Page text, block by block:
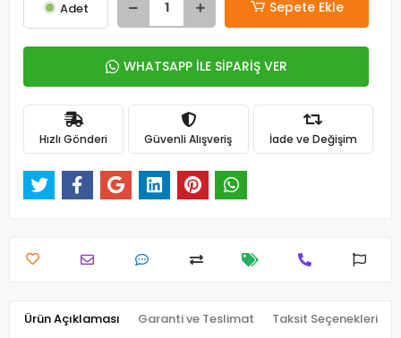
Adet Sepete Ekle
WHATSAPP İLE SİPARİŞ VER
Hızlı Gönderi Güvenli Alışveriş İade ve Değişim
Ürün Açıklaması Garanti ve Teslimat Taksit Seçenekleri